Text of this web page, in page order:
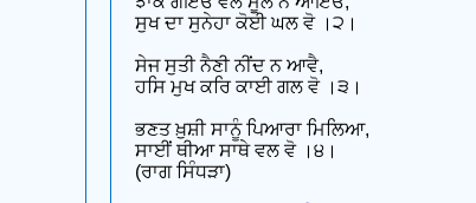
ਸੁਖ ਦਾ ਸੁਨੇਹਾ ਕੋਈ ਘਲ ਵੋ ।੨।
ਸੇਜ ਸੁਤੀ ਨੈਣੀ ਨੀਂਦ ਨ ਆਵੈ,
ਹਸਿ ਮੁਖ ਕਰਿ ਕਾਈ ਗਲ ਵੋ ।੩।
ਭਣਤ ਖ਼ੁਸ਼ੀ ਸਾਨੂੰ ਪਿਆਰਾ ਮਿਲਿਆ,
ਸਾਈਂ ਥੀਆ ਸਾਥੇ ਵਲ ਵੋ ।੪।
(ਰਾਗ ਸਿੰਧੜਾ)